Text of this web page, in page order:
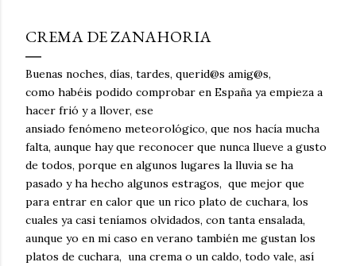
satisface. Estas alubias crujientes al horno van a cambiar
por completo tu forma de ver las legumbres. Olvídate de
asociar las alubias únicamente a los guisos tradicionales y
copiosos de invierno. Con esta receta simple pero
revolucionaria, transformaremos un ingrediente tan
humilde como la alubia de La Bañeza en un snack ligero,
dorado, cargado de proteína y 100% natural. Es el
sustituto perfecto a los frutos se...
CREMA DE ZANAHORIA
Buenas noches, días, tardes, querid@s amig@s,
como habéis podido comprobar en España ya empieza a
hacer frió y a llover, ese
ansiado fenómeno meteorológico, que nos hacía mucha
falta, aunque hay que reconocer que nunca llueve a gusto
de todos, porque en algunos lugares la lluvia se ha
pasado y ha hecho algunos estragos, que mejor que
para entrar en calor que un rico plato de cuchara, los
cuales ya casi teníamos olvidados, con tanta ensalada,
aunque yo en mi caso en verano también me gustan los
platos de cuchara, una crema o un caldo, todo vale, así